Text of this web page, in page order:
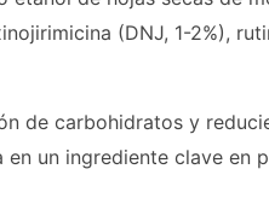
(DNJ, 1-2%),
de carbohidratos y
un ingrediente clave en